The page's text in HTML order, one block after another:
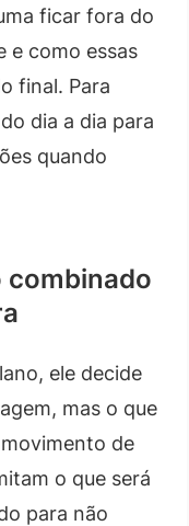
ficar fora do
e como essas
final. Para
dia a dia para
quando
combinado
ele decide
mas o que
de
o que será
para não